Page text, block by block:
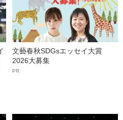
文藝春秋SDGsエッセイ大賞
2026大募集
PR